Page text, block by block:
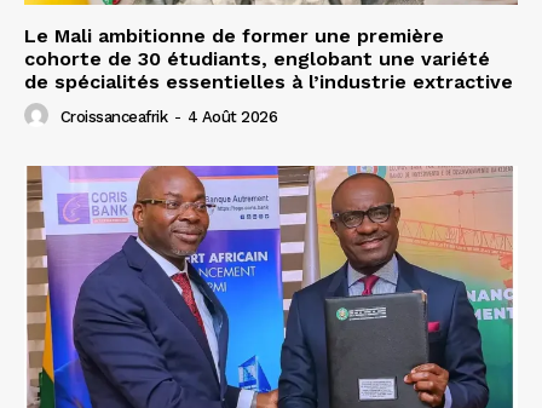
Le Mali ambitionne de former une première
cohorte de 30 étudiants, englobant une variété
de spécialités essentielles à l’industrie extractive
Croissanceafrik - 4 Août 2026